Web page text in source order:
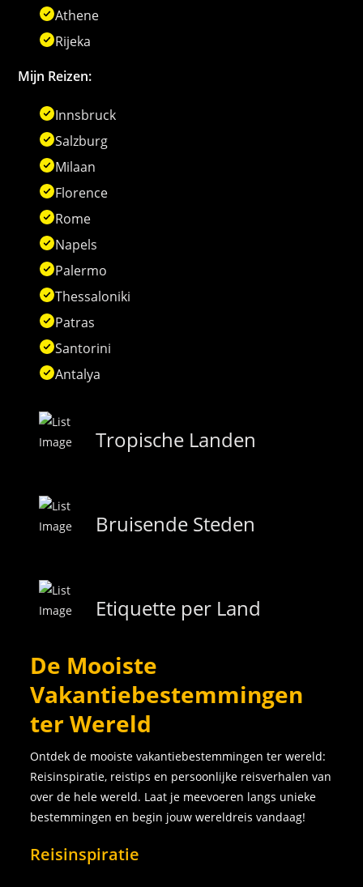
Athene
Rijeka
Mijn Reizen:
Innsbruck
Salzburg
Milaan
Florence
Rome
Napels
Palermo
Thessaloniki
Patras
Santorini
Antalya
Tropische Landen
Bruisende Steden
Etiquette per Land
De Mooiste
Vakantiebestemmingen
ter Wereld
Ontdek de mooiste vakantiebestemmingen ter wereld:
Reisinspiratie, reistips en persoonlijke reisverhalen van
over de hele wereld. Laat je meevoeren langs unieke
bestemmingen en begin jouw wereldreis vandaag!
Reisinspiratie